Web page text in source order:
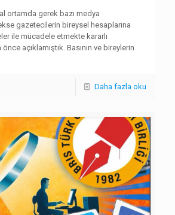
ortamda gerek bazı medya
gazetecilerin bireysel hesaplarına
ile mücadele etmekte kararlı
açıklamıştık. Basının ve bireylerin
Daha fazla oku